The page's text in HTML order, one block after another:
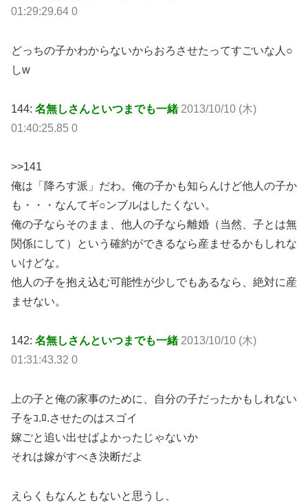
01:29:29.64 0
どっちの子かわからないからおろさせたってすごいな人○
しw
144: 名無しさんといつまでも一緒 2013/10/10 (木)
01:40:25.85 0
>>141
俺は「降ろす派」だわ。俺の子かも知らんけど他人の子か
も・・・なんてギ○ンブルはしたくない。
俺の子ならそのまま、他人の子なら離婚（当然、子とは無
関係にして）という確約ができるなら産ませるかもしれな
いけどな。
他人の子を抱え込む可能性が少しでもあるなら、絶対に産
ませない。
142: 名無しさんといつまでも一緒 2013/10/10 (木)
01:31:43.32 0
上の子と俺の家事のために、自分の子だったかもしれない
子をｺ.ﾛ.させたのはスゴイ
嫁ごと追い出せばよかったじゃないか
それは嫁がすべき決断だよ
えらくもなんともないと思うし、